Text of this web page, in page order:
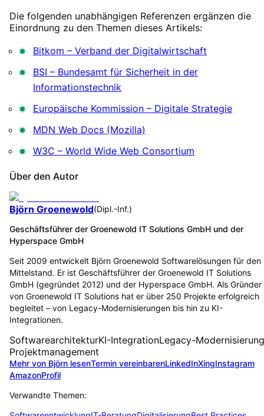
Die folgenden unabhängigen Referenzen ergänzen die
Einordnung zu den Themen dieses Artikels:
Bitkom – Verband der Digitalwirtschaft
BSI – Bundesamt für Sicherheit in der
Informationstechnik
Europäische Kommission – Digitale Strategie
MDN Web Docs (Mozilla)
W3C – World Wide Web Consortium
Über den Autor
Björn Groenewold(Dipl.-Inf.)
Geschäftsführer der Groenewold IT Solutions GmbH und der
Hyperspace GmbH
Seit 2009 entwickelt Björn Groenewold Softwarelösungen für den
Mittelstand. Er ist Geschäftsführer der Groenewold IT Solutions
GmbH (gegründet 2012) und der Hyperspace GmbH. Als Gründer
von Groenewold IT Solutions hat er über 250 Projekte erfolgreich
begleitet – von Legacy-Modernisierungen bis hin zu KI-
Integrationen.
SoftwarearchitekturKI-IntegrationLegacy-Modernisierung
Projektmanagement
Mehr von Björn lesenTermin vereinbarenLinkedInXingInstagram
AmazonProfil
Verwandte Themen: